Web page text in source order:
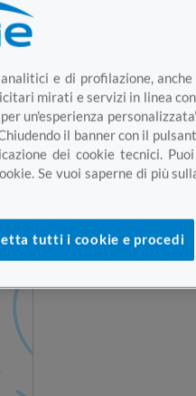
e di profilazione,
mirati e servizi in linea
un'esperienza
il banner con il
dei cookie tecnici.
Se vuoi saperne di più
tutti i cookie e procedi